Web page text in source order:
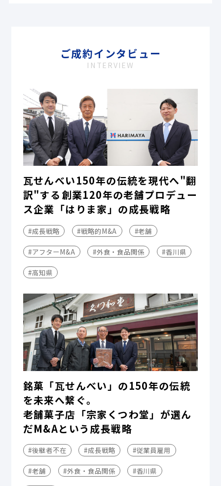
ご成約インタビュー
INTERVIEW
瓦せんべい150年の伝統を現代へ"翻
訳"する――創業120年の老舗プロデュー
ス企業「はりま家」の成長戦略
#成長戦略 #戦略的M&A #老舗
#アフターM&A #外食・食品関係 #香川県
#高知県
銘菓「瓦せんべい」の150年の伝統
を未来へ繋ぐ。
老舗菓子店「宗家くつわ堂」が選ん
だM&Aという成長戦略
#後継者不在 #成長戦略 #従業員雇用
#老舗 #外食・食品関係 #香川県